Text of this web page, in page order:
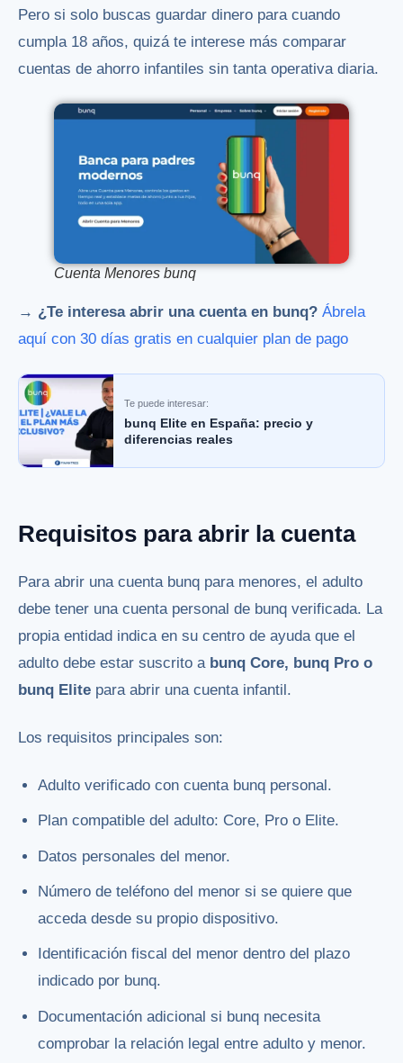
Pero si solo buscas guardar dinero para cuando
cumpla 18 años, quizá te interese más comparar
cuentas de ahorro infantiles sin tanta operativa diaria.
Cuenta Menores bunq
→ ¿Te interesa abrir una cuenta en bunq? Ábrela
aquí con 30 días gratis en cualquier plan de pago
Te puede interesar:
bunq Elite en España: precio y
diferencias reales
Requisitos para abrir la cuenta
Para abrir una cuenta bunq para menores, el adulto
debe tener una cuenta personal de bunq verificada. La
propia entidad indica en su centro de ayuda que el
adulto debe estar suscrito a bunq Core, bunq Pro o
bunq Elite para abrir una cuenta infantil.
Los requisitos principales son:
Adulto verificado con cuenta bunq personal.
Plan compatible del adulto: Core, Pro o Elite.
Datos personales del menor.
Número de teléfono del menor si se quiere que
acceda desde su propio dispositivo.
Identificación fiscal del menor dentro del plazo
indicado por bunq.
Documentación adicional si bunq necesita
comprobar la relación legal entre adulto y menor.